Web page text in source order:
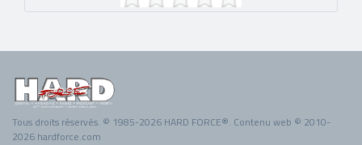
Tous droits réservés. © 1985-2026 HARD FORCE®. Contenu web © 2010-
2026 hardforce.com